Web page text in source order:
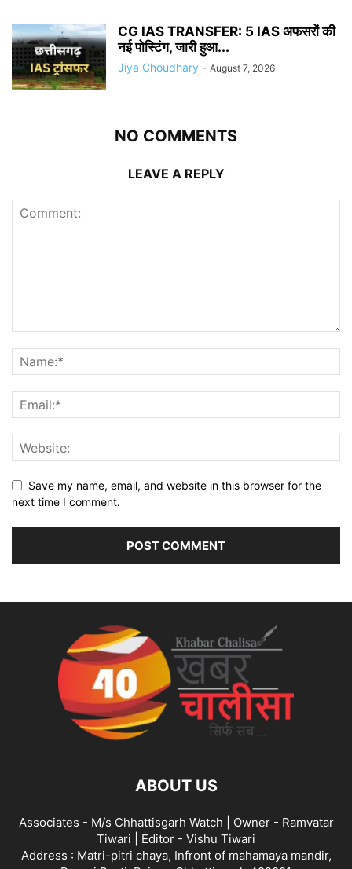
CG IAS TRANSFER: 5 IAS अफसरों की
नई पोस्टिंग, जारी हुआ...
Jiya Choudhary - August 7, 2026
NO COMMENTS
LEAVE A REPLY
Save my name, email, and website in this browser for the
next time I comment.
ABOUT US
Associates - M/s Chhattisgarh Watch | Owner - Ramvatar
Tiwari | Editor - Vishu Tiwari
Address : Matri-pitri chaya, Infront of mahamaya mandir,